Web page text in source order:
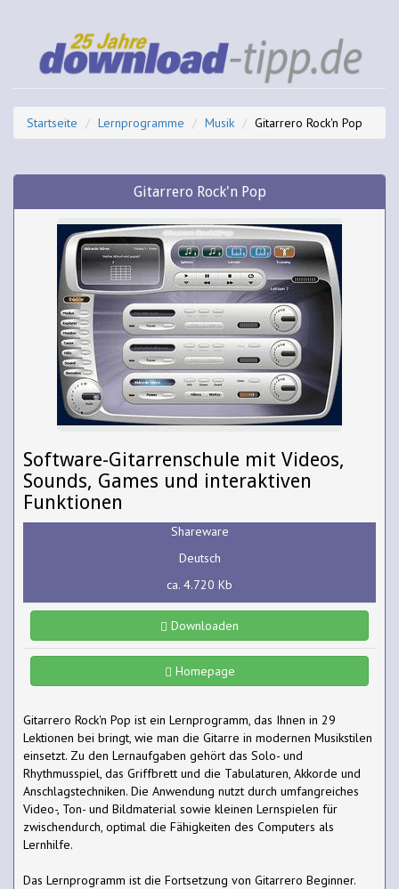
Startseite Lernprogramme Musik Gitarrero Rock'n Pop
Gitarrero Rock'n Pop
Software-Gitarrenschule mit Videos,
Sounds, Games und interaktiven
Funktionen
Shareware
Deutsch
ca. 4.720 Kb
Downloaden
Homepage
Gitarrero Rock'n Pop ist ein Lernprogramm, das Ihnen in 29
Lektionen bei bringt, wie man die Gitarre in modernen Musikstilen
einsetzt. Zu den Lernaufgaben gehört das Solo- und
Rhythmusspiel, das Griffbrett und die Tabulaturen, Akkorde und
Anschlagstechniken. Die Anwendung nutzt durch umfangreiches
Video-, Ton- und Bildmaterial sowie kleinen Lernspielen für
zwischendurch, optimal die Fähigkeiten des Computers als
Lernhilfe.
Das Lernprogramm ist die Fortsetzung von Gitarrero Beginner.